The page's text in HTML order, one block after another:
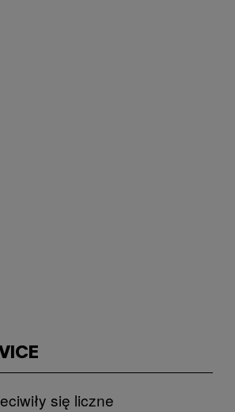
się liczne